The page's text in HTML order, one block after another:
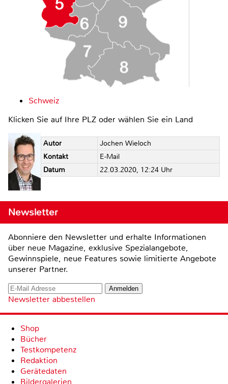
Schweiz
Klicken Sie auf Ihre PLZ oder wählen Sie ein Land
Autor
Jochen Wieloch
Kontakt
E-Mail
Datum
22.03.2020, 12:24 Uhr
Newsletter
Abonniere den Newsletter und erhalte Informationen
über neue Magazine, exklusive Spezialangebote,
Gewinnspiele, neue Features sowie limitierte Angebote
unserer Partner.
Newsletter abbestellen
Shop
Bücher
Testkompetenz
Redaktion
Gerätedaten